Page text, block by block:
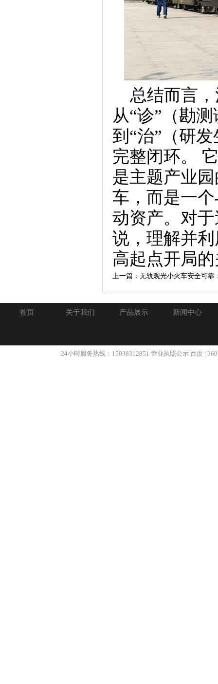
总结而言，
从“诊”（勘
到“治”（研
完整闭环。​
是主题产业
车，而是一
动资产。对
说，理解并
高起点开局
上一篇：无轨观光小火车安全可靠
首页 关于我们 产品展示 新闻中心
24小时服务热线：15038312851 营业执照公示 百度 | 360